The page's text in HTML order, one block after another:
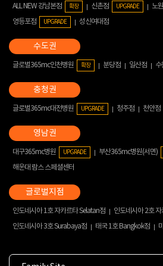
ALL NEW 강남본점 확장 신촌점 UPGRADE 노
영등포점
UPGRADE 성신여대점
글로벌365mc인천병원 확장 분당점 일산점 수
글로벌365mc대전병원 UPGRADE 청주점 천안점
대구365mc병원 UPGRADE 부산365mc병원(서면)
해운대 람스 스페셜센터
인도네시아 1호 자카르타 Selatan점
인도네시아 2호
인도네시아 3호 Surabaya점
태국 1호 Bangkok점